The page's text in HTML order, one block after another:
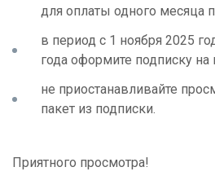
для оплаты одного месяца
в период с 1 ноября 2025
года оформите подписку на
не приостанавливайте
пакет из подписки.
Приятного просмотра!